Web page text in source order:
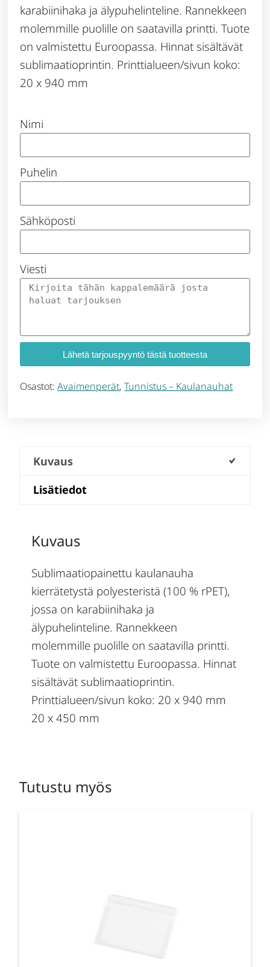
karabiinihaka ja älypuhelinteline. Rannekkeen
molemmille puolille on saatavilla printti. Tuote
on valmistettu Euroopassa. Hinnat sisältävät
sublimaatioprintin. Printtialueen/sivun koko:
20 x 940 mm
Nimi
Puhelin
Sähköposti
Viesti
Lähetä tarjouspyyntö tästä tuotteesta
Osastot:Avaimenperät,Tunnistus – Kaulanauhat
Kuvaus
Lisätiedot
Kuvaus
Sublimaatiopainettu kaulanauha
kierrätetystä polyesteristä (100 % rPET),
jossa on karabiinihaka ja
älypuhelinteline. Rannekkeen
molemmille puolille on saatavilla printti.
Tuote on valmistettu Euroopassa. Hinnat
sisältävät sublimaatioprintin.
Printtialueen/sivun koko: 20 x 940 mm
20 x 450 mm
Tutustu myös